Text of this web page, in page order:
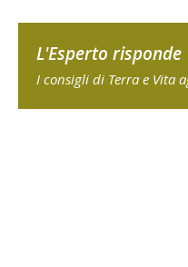
L'Esperto risponde
I consigli di Terra e Vita